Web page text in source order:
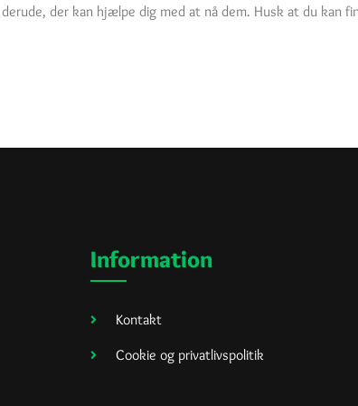
der kan hjælpe dig med at nå dem. Husk at du kan
Information
Kontakt
Cookie og privatlivspolitik